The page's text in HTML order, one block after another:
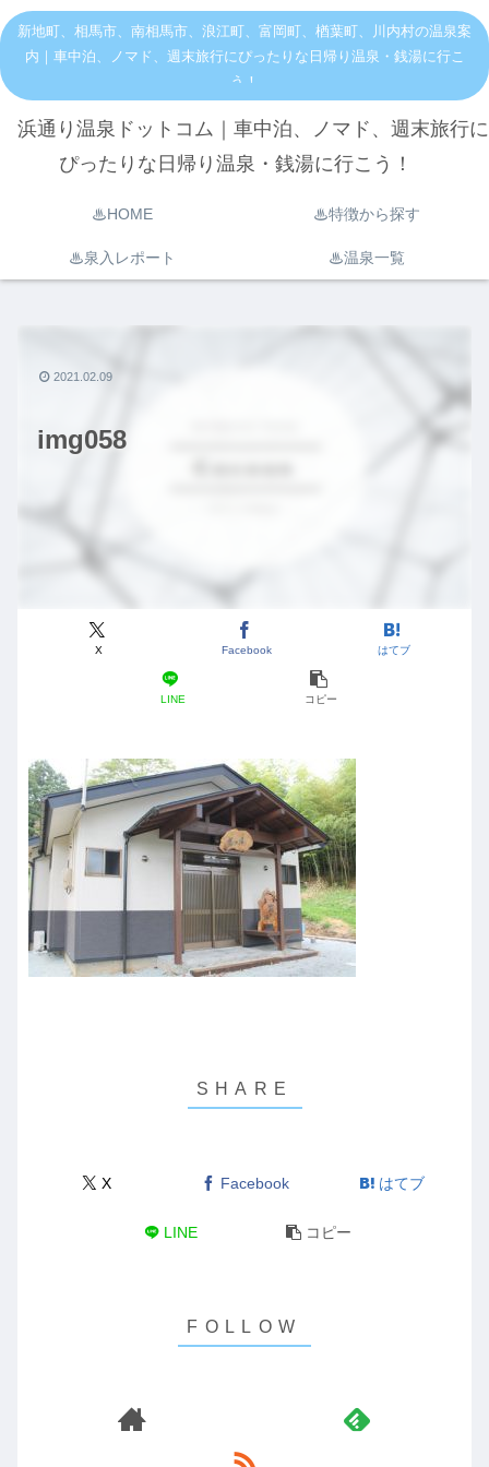
新地町、相馬市、南相馬市、浪江町、富岡町、楢葉町、川内村の温泉案
内｜車中泊、ノマド、週末旅行にぴったりな日帰り温泉・銭湯に行こ
う！
浜通り温泉ドットコム｜車中泊、ノマド、週末旅行に
ぴったりな日帰り温泉・銭湯に行こう！
♨︎HOME ♨︎特徴から探す
♨︎泉入レポート ♨︎温泉一覧
img058
X Facebook はてブ
LINE コピー
2021.02.09
X Facebook はてブ
LINE コピー